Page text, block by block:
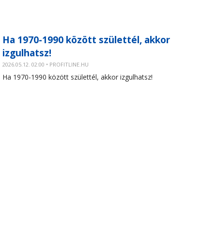
Ha 1970-1990 között születtél, akkor
izgulhatsz!
2026.05.12. 02:00 • PROFITLINE.HU
Ha 1970-1990 között születtél, akkor izgulhatsz!